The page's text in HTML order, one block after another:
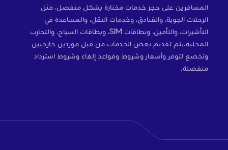
المسافرين على حجز خدمات مختارة بشكل منفصل، مثل
الرحلات الجوية، والفنادق، وخدمات النقل، والمساعدة في
التأشيرات، والتأمين، وبطاقات SIM، وبطاقات السياح، والتجارب
المحلية.يتم تقديم بعض الخدمات من قبل موردين خارجيين
وتخضع لتوفر وأسعار وشروط وقواعد إلغاء وشروط استرداد
منفصلة.